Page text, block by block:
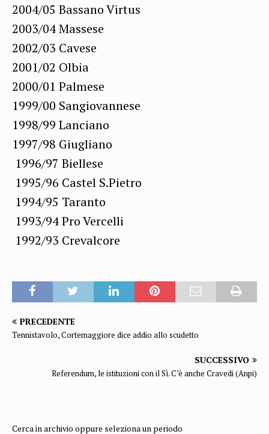
2004/05 Bassano Virtus
2003/04 Massese
2002/03 Cavese
2001/02 Olbia
2000/01 Palmese
1999/00 Sangiovannese
1998/99 Lanciano
1997/98 Giugliano
1996/97 Biellese
1995/96 Castel S.Pietro
1994/95 Taranto
1993/94 Pro Vercelli
1992/93 Crevalcore
PRECEDENTE
Tennistavolo, Cortemaggiore dice addio allo scudetto
SUCCESSIVO
Referendum, le istituzioni con il Sì. C’è anche Cravedi (Anpi)
Cerca in archivio oppure seleziona un periodo